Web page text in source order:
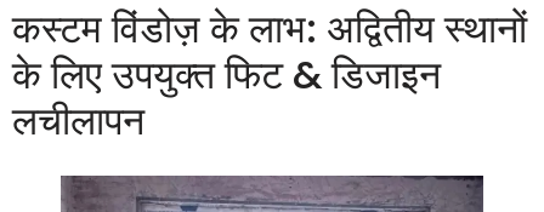
कस्टम विंडोज़ के लाभ: अद्वितीय स्थानों
के लिए उपयुक्त फिट & डिजाइन
लचीलापन